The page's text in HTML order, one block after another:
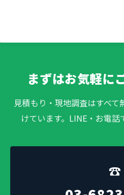
まずはお気軽に
見積もり・現地調査はすべ
けています。LINE・お電話
☎